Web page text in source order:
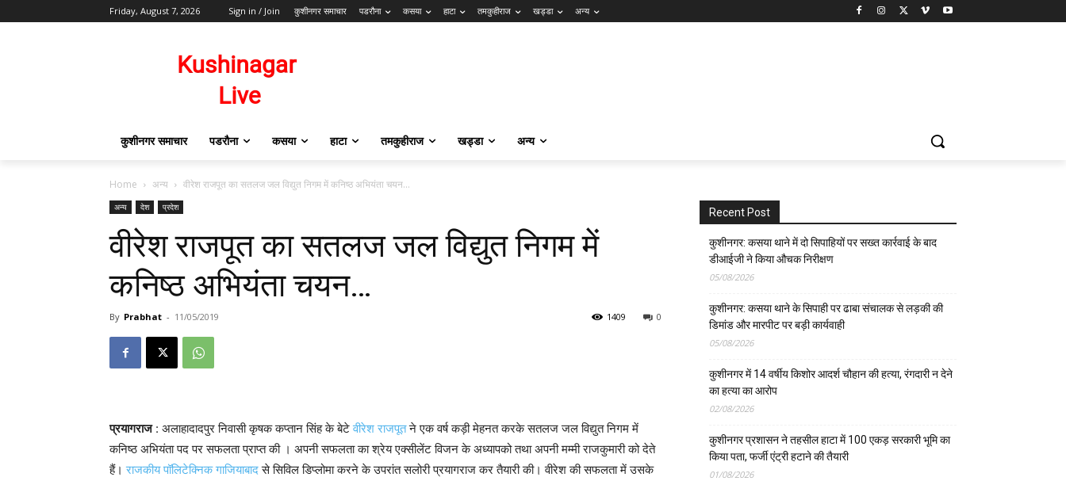
Friday, August 7, 2026 Sign in / Join कुशीनगर समाचार पडरौना कसया हाटा तमकुहीराज खड्डा अन्य
कुशीनगर समाचार पडरौना कसया हाटा तमकुहीराज खड्डा अन्य
Home अन्य वीरेश राजपूत का सतलज जल विद्युत निगम में कनिष्ठ अभियंता चयन…
अन्य देश प्रदेश
वीरेश राजपूत का सतलज जल विद्युत निगम में
कनिष्ठ अभियंता चयन…
By Prabhat - 11/05/2019 0
1409
प्रयागराज: अलाहादादपुर निवासी कृषक कप्तान सिंह के बेटेवीरेश राजपूतने एक वर्ष कड़ी मेहनत करके सतलज जल विद्युत निगम में
कनिष्ठ अभियंता पद पर सफलता प्राप्त की । अपनी सफलता का श्रेय एक्सीलेंट विजन के अध्यापको तथा अपनी मम्मी राजकुमारी को देते
हैं।राजकीय पॉलिटेक्निक गाजियाबादसे सिविल डिप्लोमा करने के उपरांत सलोरी प्रयागराज कर तैयारी की। वीरेश की सफलता में उसके
Recent Post
कुशीनगर: कसया थाने में दो सिपाहियों पर सख्त कार्रवाई के बाद
डीआईजी ने किया औचक निरीक्षण
05/08/2026
कुशीनगर: कसया थाने के सिपाही पर ढाबा संचालक से लड़की की
डिमांड और मारपीट पर बड़ी कार्यवाही
05/08/2026
कुशीनगर में 14 वर्षीय किशोर आदर्श चौहान की हत्या, रंगदारी न देने
का हत्या का आरोप
02/08/2026
कुशीनगर प्रशासन ने तहसील हाटा में 100 एकड़ सरकारी भूमि का
किया पता, फर्जी एंट्री हटाने की तैयारी
01/08/2026